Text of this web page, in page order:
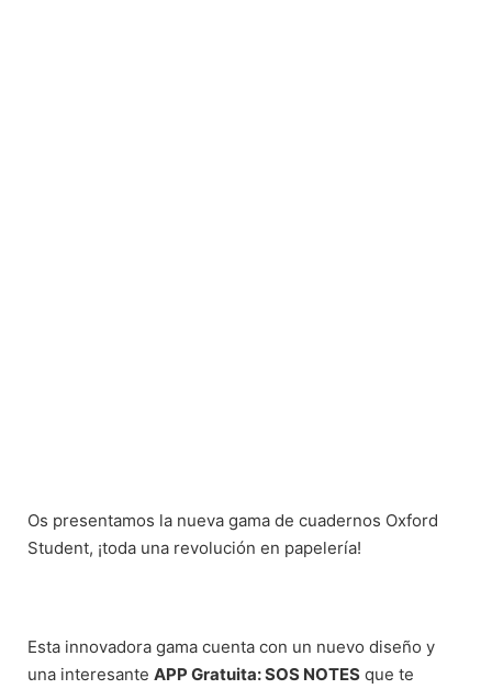
Os presentamos la nueva gama de cuadernos Oxford
Student, ¡toda una revolución en papelería!
Esta innovadora gama cuenta con un nuevo diseño y
una interesante APP Gratuita: SOS NOTES que te